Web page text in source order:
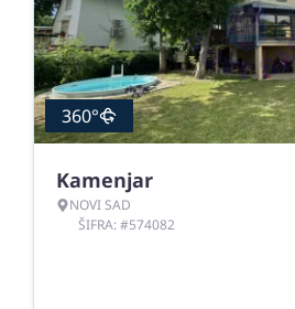
360°
Kamenjar
NOVI SAD
ŠIFRA: #574082